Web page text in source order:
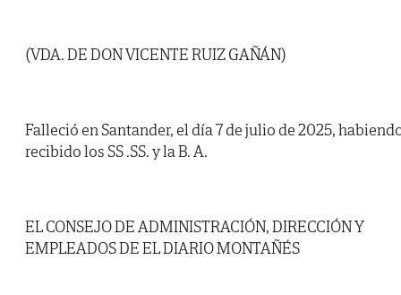
(VDA. DE DON VICENTE RUIZ GAÑÁN)
Falleció en Santander, el día 7 de julio de 2025,
recibido los SS .SS. y la B. A.
EL CONSEJO DE ADMINISTRACIÓN, DIRECCIÓN Y
EMPLEADOS DE EL DIARIO MONTAÑÉS